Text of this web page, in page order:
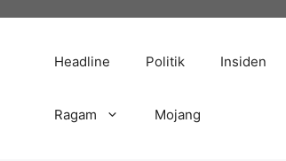
Headline Politik Insiden
Ragam Mojang